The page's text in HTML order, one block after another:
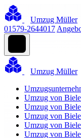
Umzug Müller
01579-2644017
Umzug Müller
Umzug von
Umzug von
Umzug von
Umzug von
Umzug von